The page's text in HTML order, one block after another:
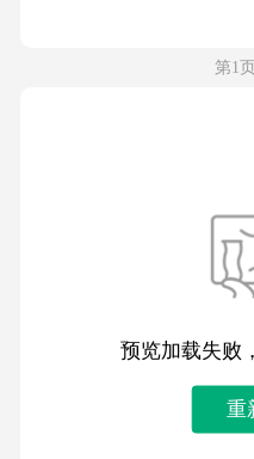
第1
预览加载失败
重